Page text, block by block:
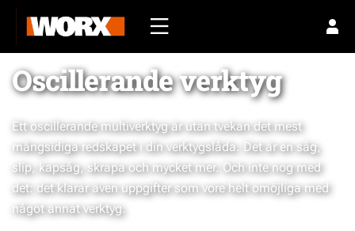
Oscillerande verktyg
Ett oscillerande multiverktyg är utan tvekan det mest
mångsidiga redskapet i din verktygslåda. Det är en såg,
slip, kapsåg, skrapa och mycket mer. Och inte nog med
det: det klarar även uppgifter som vore helt omöjliga med
något annat verktyg.